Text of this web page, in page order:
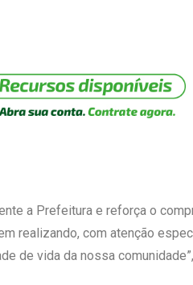
a Prefeitura e reforça o
realizando, com atenção
de vida da nossa